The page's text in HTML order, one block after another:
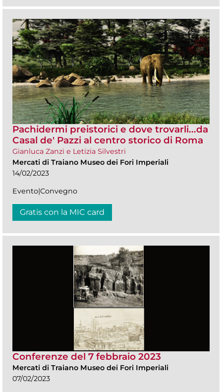
Pachidermi preistorici e dove trovarli...da
Casal de' Pazzi al centro storico di Roma
Gianluca Zanzi e Letizia Silvestri
Mercati di Traiano Museo dei Fori Imperiali
14/02/2023
Evento|Convegno
Gratis con la MIC card
Conferenze del 7 febbraio 2023
Mercati di Traiano Museo dei Fori Imperiali
07/02/2023